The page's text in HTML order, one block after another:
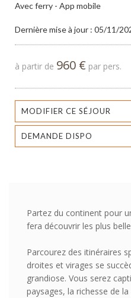
Avec ferry - App mobile
Dernière mise à jour : 05/11/
à partir de 960 € par pers.
MODIFIER CE SÉJOUR
DEMANDE DISPO
Partez du continent pour
fera découvrir les plus
Parcourez des itinéraires
droites et virages se
grandiose. Vous serez
paysages, la richesse de